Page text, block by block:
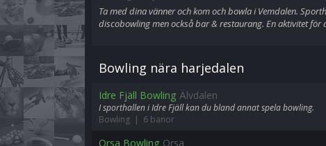
Ta med dina vänner och kom och bowla i Vemdalen.
discobowling men också bar & restaurang. En aktivitet för
Bowling nära harjedalen
Idre Fjäll Bowling Älvdalen
I sporthallen i Idre Fjäll kan du bland annat spela bowling.
Bowling | 6 banor
Orsa Bowling Orsa